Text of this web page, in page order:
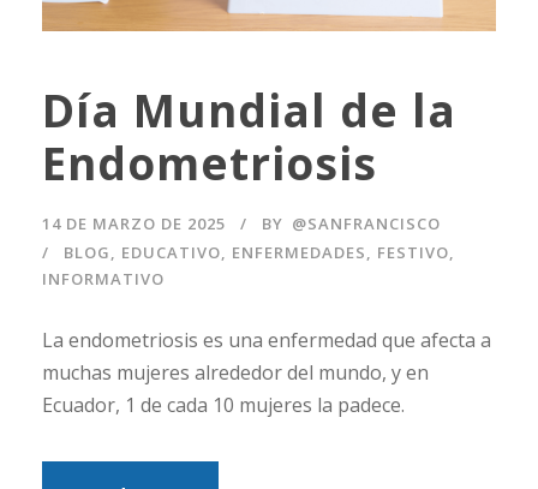
Día Mundial de la
Endometriosis
14 DE MARZO DE 2025 BY @SANFRANCISCO
BLOG, EDUCATIVO, ENFERMEDADES, FESTIVO,
INFORMATIVO
La endometriosis es una enfermedad que afecta a
muchas mujeres alrededor del mundo, y en
Ecuador, 1 de cada 10 mujeres la padece.